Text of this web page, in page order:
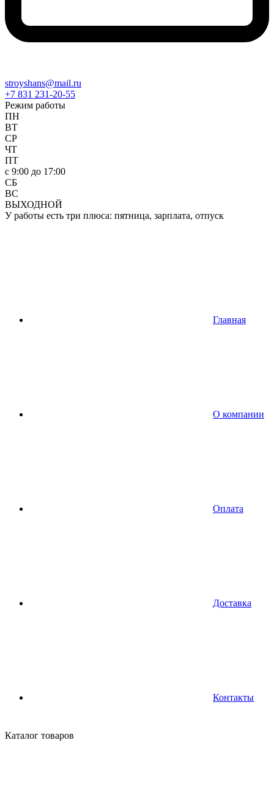
stroyshans@mail.ru
+7 831 231-20-55
Режим работы
ПН
ВТ
СР
ЧТ
ПТ
c 9:00 до 17:00
СБ
ВС
ВЫХОДНОЙ
У работы есть три плюса: пятница, зарплата, отпуск
Главная
О компании
Оплата
Доставка
Контакты
Каталог товаров